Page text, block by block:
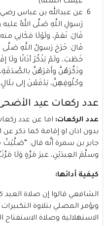
علِمْتُ السُّنَّةَ)
عن عبدالله بن عباس
رَسولِ اللَّهِ صَلَّى اللهُ
قَالَ: نَعَمْ، ولَوْلَا مَكَانِي
قَالَ: خَرَجَ رَسولُ اللَّهِ
خَطَبَ، ولَمْ يَذْكُرْ أذَانًا ولَا
وذَكَّرَهُنَّ وأَمَرَهُنَّ بالصَّدَقَةِ،
وحُلُوقِهِنَّ، يَدْفَعْنَ إلى
عدد ركعات عيد الأضحى
عدد الركعات: اما عن عدد
بدون اذان او إقامة كما ذكر
جابر بن سمرة أنَّه قال: “صَلَّيْتُ
وسلَّمَ العِيدَيْنِ، غيرَ مَرَّةٍ وَلَا
كيفية أدائها:
الشافعي قالوا إن صلاة
ويؤمر المصلي بتلاوة
الاستهلالية وصلاة